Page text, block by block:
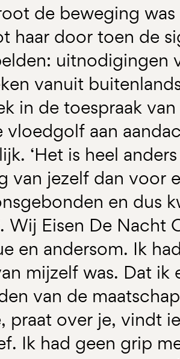
de beweging
haar door toen de
uitnodigingen
vanuit
in de toespraak
vloedgolf aan
‘Het is heel
van jezelf dan voor
en dus
Wij Eisen De Nacht
en andersom. Ik
mijzelf was. Dat ik
van de
praat over je, vindt
Ik had geen grip